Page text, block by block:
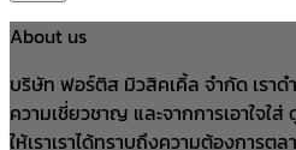
About us
บริษัท ฟอร์ติส มิวสิคเคิ้ล จำกัด เราด
ความเชี่ยวชาญ และจากการเอาใจใ
ให้เราเราได้ทราบถึงความต้องการ